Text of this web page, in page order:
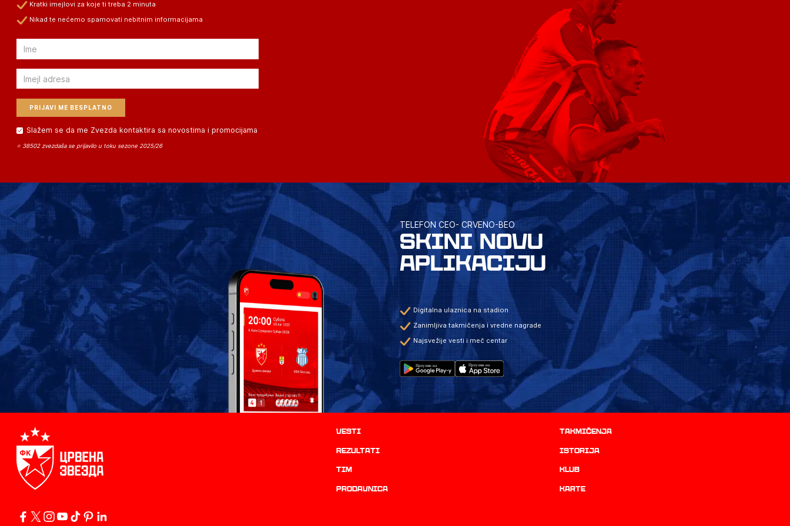
Kratki imejlovi za koje ti treba 2 minuta
Nikad te nećemo spamovati nebitnim informacijama
Email
Email
Slažem se da me Zvezda kontaktira sa novostima i promocijama
⭐ 38502 zvezdaša se prijavilo u toku sezone 2025/26
TELEFON CEO- CRVENO-BEO
SKINI NOVU
APLIKACIJU
Digitalna ulaznica na stadion
Zanimljiva takmičenja i vredne nagrade
Najsvežije vesti i meč centar
Vesti Takmičenja
rezultati istorija
TIM Klub
prodavnica Karte